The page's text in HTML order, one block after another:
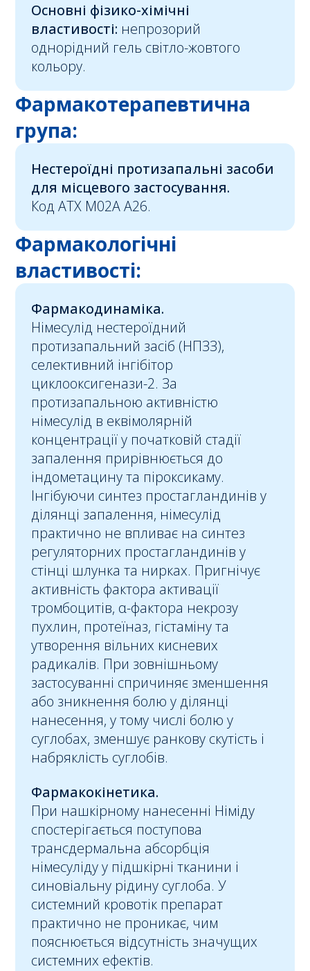
Основні фізико-хімічні
властивості: непрозорий
однорідний гель світло-жовтого
кольору.
Фармакотерапевтична
група:
Нестероїдні протизапальні засоби
для місцевого застосування.
Код АТХ М02А А26.
Фармакологічні
властивості:
Фармакодинаміка.
Німесулід нестероїдний
протизапальний засіб (НПЗЗ),
селективний інгібітор
циклооксигенази-2. За
протизапальною активністю
німесулід в еквімолярній
концентрації у початковій стадії
запалення прирівнюється до
індометацину та піроксикаму.
Інгібуючи синтез простагландинів у
ділянці запалення, німесулід
практично не впливає на синтез
регуляторних простагландинів у
стінці шлунка та нирках. Пригнічує
активність фактора активації
тромбоцитів, α-фактора некрозу
пухлин, протеїназ, гістаміну та
утворення вільних кисневих
радикалів. При зовнішньому
застосуванні спричиняє зменшення
або зникнення болю у ділянці
нанесення, у тому числі болю у
суглобах, зменшує ранкову скутість і
набряклість суглобів.
Фармакокінетика.
При нашкірному нанесенні Німіду
спостерігається поступова
трансдермальна абсорбція
німесуліду у підшкірні тканини і
синовіальну рідину суглоба. У
системний кровотік препарат
практично не проникає, чим
пояснюється відсутність значущих
системних ефектів.